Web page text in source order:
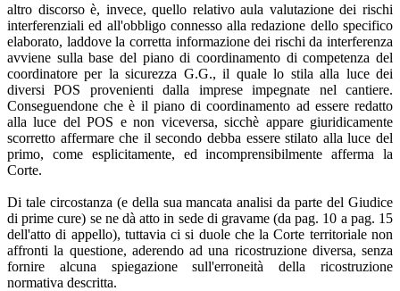
altro discorso è, invece, quello relativo aula valutazione dei rischi
interferenziali ed all'obbligo connesso alla redazione dello specifico
elaborato, laddove la corretta informazione dei rischi da interferenza
avviene sulla base del piano di coordinamento di competenza del
coordinatore per la sicurezza G.G., il quale lo stila alla luce dei
diversi POS provenienti dalla imprese impegnate nel cantiere.
Conseguendone che è il piano di coordinamento ad essere redatto
alla luce del POS e non viceversa, sicchè appare giuridicamente
scorretto affermare che il secondo debba essere stilato alla luce del
primo, come esplicitamente, ed incomprensibilmente afferma la
Corte.
Di tale circostanza (e della sua mancata analisi da parte del Giudice
di prime cure) se ne dà atto in sede di gravame (da pag. 10 a pag. 15
dell'atto di appello), tuttavia ci si duole che la Corte territoriale non
affronti la questione, aderendo ad una ricostruzione diversa, senza
fornire alcuna spiegazione sull'erroneità della ricostruzione
normativa descritta.